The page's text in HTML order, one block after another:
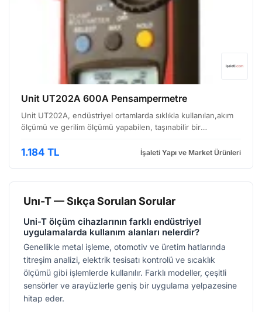
Unit UT202A 600A Pensampermetre
Unit UT202A, endüstriyel ortamlarda sıklıkla kullanılan,akım
ölçümü ve gerilim ölçümü yapabilen, taşınabilir bir
kontrolünde, motor akımlarının belirlenmesinde ve gene…
1.184 TL İşaleti Yapı ve Market Ürünleri
Unı-T — Sıkça Sorulan Sorular
Uni-T ölçüm cihazlarının farklı endüstriyel
uygulamalarda kullanım alanları nelerdir?
Genellikle metal işleme, otomotiv ve üretim hatlarında
titreşim analizi, elektrik tesisatı kontrolü ve sıcaklık
ölçümü gibi işlemlerde kullanılır. Farklı modeller, çeşitli
sensörler ve arayüzlerle geniş bir uygulama yelpazesine
hitap eder.